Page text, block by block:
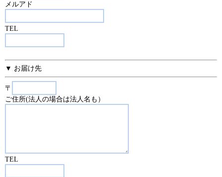
メルアド
TEL
▼ お届け先
〒
ご住所(法人の場合は法人名も）
TEL